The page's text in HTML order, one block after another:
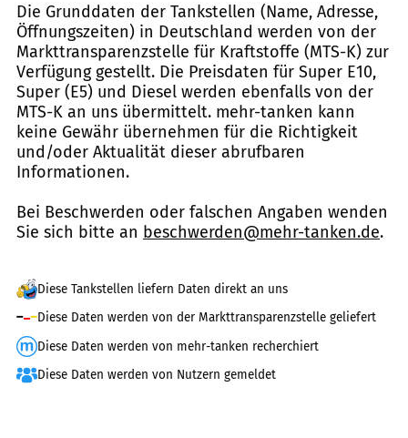
Die Grunddaten der Tankstellen (Name, Adresse,
Öffnungszeiten) in Deutschland werden von der
Markttransparenzstelle für Kraftstoffe (MTS-K) zur
Verfügung gestellt. Die Preisdaten für Super E10,
Super (E5) und Diesel werden ebenfalls von der
MTS-K an uns übermittelt. mehr-tanken kann
keine Gewähr übernehmen für die Richtigkeit
und/oder Aktualität dieser abrufbaren
Informationen.
Bei Beschwerden oder falschen Angaben wenden
Sie sich bitte an beschwerden@mehr-tanken.de.
Diese Tankstellen liefern Daten direkt an uns
Diese Daten werden von der Markttransparenzstelle geliefert
Diese Daten werden von mehr-tanken recherchiert
Diese Daten werden von Nutzern gemeldet